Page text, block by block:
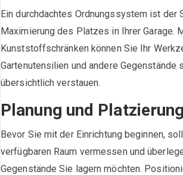
Ein durchdachtes Ordnungssystem ist der
Maximierung des Platzes in Ihrer Garage.
Kunststoffschränken können Sie Ihr
Gartenutensilien und andere Gegenstände
übersichtlich verstauen.
Planung und Platzierung
Bevor Sie mit der Einrichtung beginnen,
verfügbaren Raum vermessen und
Gegenstände Sie lagern möchten.